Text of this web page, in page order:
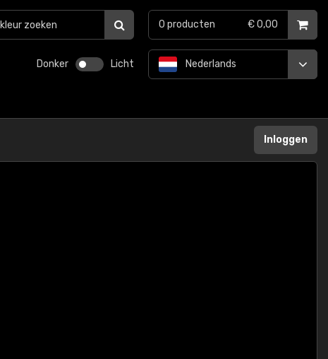
Donker Licht Nederlands
0 producten € 0,00
Inloggen